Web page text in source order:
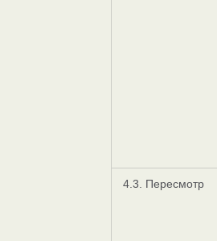
4.3. Пересмотр